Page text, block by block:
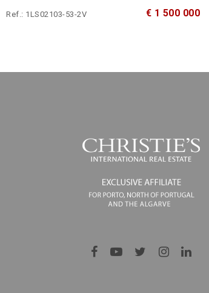
Ref.: 1LS02103-53-2V € 1 500 000